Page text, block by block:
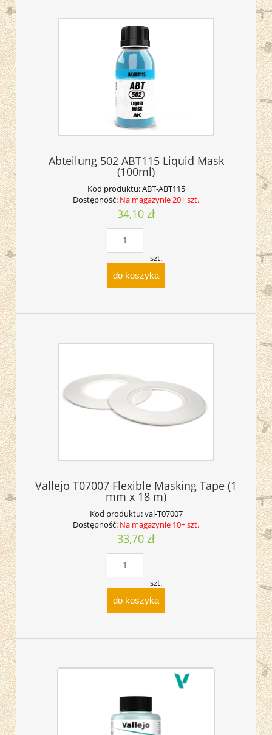
Abteilung 502 ABT115 Liquid Mask
(100ml)
Kod produktu:ABT-ABT115
Dostępność: Na magazynie 20+ szt.
34,10 zł
szt.
do koszyka
Vallejo T07007 Flexible Masking Tape (1
mm x 18 m)
Kod produktu:val-T07007
Dostępność: Na magazynie 10+ szt.
33,70 zł
szt.
do koszyka